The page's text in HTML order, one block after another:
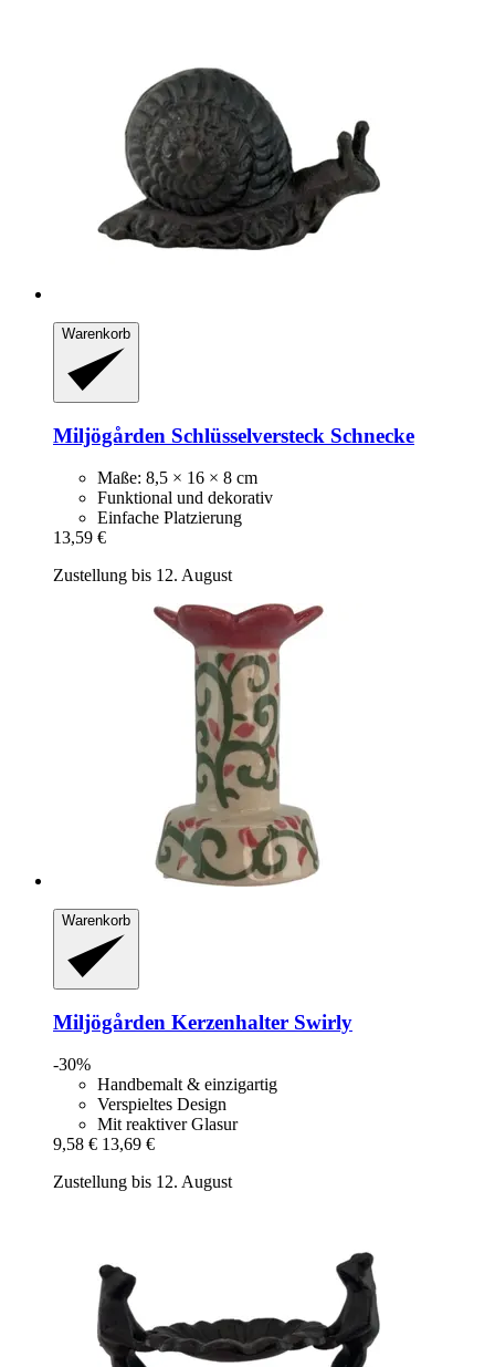
Warenkorb
Miljögården Schlüsselversteck Schnecke
Maße: 8,5 × 16 × 8 cm
Funktional und dekorativ
Einfache Platzierung
13,59 €
Zustellung bis 12. August
Warenkorb
Miljögården Kerzenhalter Swirly
-30%
Handbemalt & einzigartig
Verspieltes Design
Mit reaktiver Glasur
9,58 € 13,69 €
Zustellung bis 12. August